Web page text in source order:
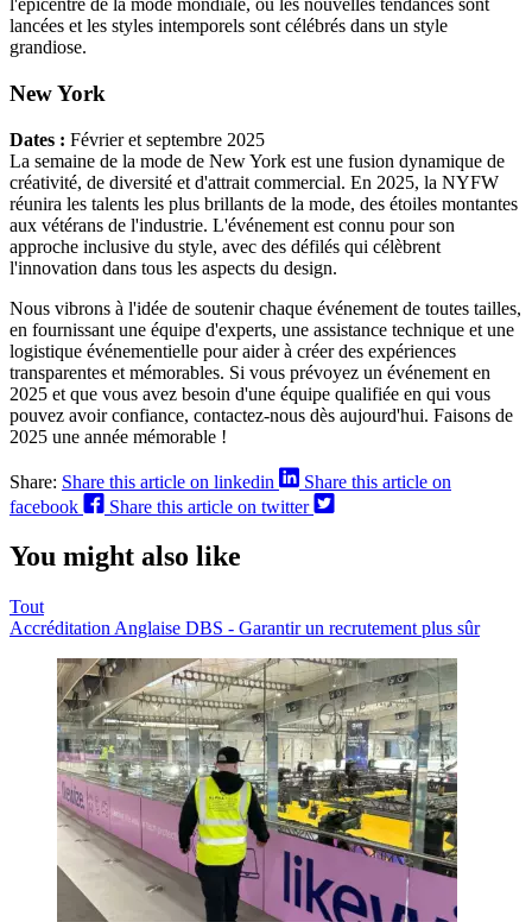
l'épicentre de la mode mondiale, où les nouvelles tendances sont
lancées et les styles intemporels sont célébrés dans un style
grandiose.
New York
Dates : Février et septembre 2025
La semaine de la mode de New York est une fusion dynamique de
créativité, de diversité et d'attrait commercial. En 2025, la NYFW
réunira les talents les plus brillants de la mode, des étoiles montantes
aux vétérans de l'industrie. L'événement est connu pour son
approche inclusive du style, avec des défilés qui célèbrent
l'innovation dans tous les aspects du design.
Nous vibrons à l'idée de soutenir chaque événement de toutes tailles,
en fournissant une équipe d'experts, une assistance technique et une
logistique événementielle pour aider à créer des expériences
transparentes et mémorables. Si vous prévoyez un événement en
2025 et que vous avez besoin d'une équipe qualifiée en qui vous
pouvez avoir confiance, contactez-nous dès aujourd'hui. Faisons de
2025 une année mémorable !
Share: Share this article on linkedin
Share this article on
facebook
Share this article on twitter
You might also like
Tout
Accréditation Anglaise DBS - Garantir un recrutement plus sûr